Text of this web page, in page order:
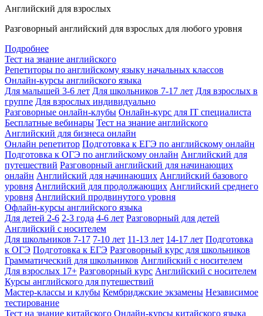
Английский для взрослых
Разговорный английский для взрослых для любого уровня
Подробнее
Тест на знание английского
Репетиторы по английскому языку начальных классов
Онлайн-курсы английского языка
Для малышей 3-6 лет Для школьников 7-17 лет Для взрослых в
группе Для взрослых индивидуально
Разговорные онлайн-клубы Онлайн-курс для IT специалиста
Бесплатные вебинары Тест на знание английского
Английский для бизнеса онлайн
Онлайн репетитор Подготовка к ЕГЭ по английскому онлайн
Подготовка к ОГЭ по английскому онлайн Английский для
путешествий Разговорный английский для начинающих
онлайн Английский для начинающих Английский базового
уровня Английский для продолжающих Английский среднего
уровня Английский продвинутого уровня
Офлайн-курсы английского языка
Для детей 2-6 2-3 года 4-6 лет Разговорный для детей
Английский с носителем
Для школьников 7-17 7-10 лет 11-13 лет 14-17 лет Подготовка
к ОГЭ Подготовка к ЕГЭ Разговорный курс для школьников
Грамматический для школьников Английский с носителем
Для взрослых 17+ Разговорный курс Английский с носителем
Курсы английского для путешествий
Мастер-классы и клубы Кембриджские экзамены Независимое
тестирование
Тест на знание китайского Онлайн-курсы китайского языка